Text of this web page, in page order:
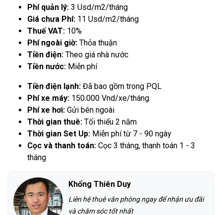
Phí quản lý: 3 Usd/m2/tháng
Giá chưa Phí: 11 Usd/m2/tháng
Thuế VAT: 10%
Phí ngoài giờ: Thỏa thuận
Tiền điện: Theo giá nhà nước
Tiền nước: Miễn phí
Tiền điện lạnh: Đã bao gồm trong PQL
Phí xe máy: 150.000 Vnd/xe/tháng
Phí xe hơi: Gửi bên ngoài
Thời gian thuê: Tối thiểu 2 năm
Thời gian Set Up: Miễn phí từ 7 - 90 ngày
Cọc và thanh toán: Cọc 3 tháng, thanh toán 1 - 3
tháng
Khổng Thiên Duy
Liên hệ thuê văn phòng ngay để nhận ưu đãi
và chăm sóc tốt nhất